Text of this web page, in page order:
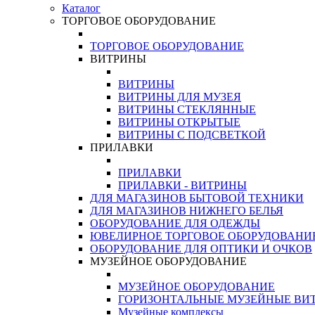
Каталог
ТОРГОВОЕ ОБОРУДОВАНИЕ
ТОРГОВОЕ ОБОРУДОВАНИЕ
ВИТРИНЫ
ВИТРИНЫ
ВИТРИНЫ ДЛЯ МУЗЕЯ
ВИТРИНЫ СТЕКЛЯННЫЕ
ВИТРИНЫ ОТКРЫТЫЕ
ВИТРИНЫ С ПОДСВЕТКОЙ
ПРИЛАВКИ
ПРИЛАВКИ
ПРИЛАВКИ - ВИТРИНЫ
ДЛЯ МАГАЗИНОВ БЫТОВОЙ ТЕХНИКИ
ДЛЯ МАГАЗИНОВ НИЖНЕГО БЕЛЬЯ
ОБОРУДОВАНИЕ ДЛЯ ОДЕЖДЫ
ЮВЕЛИРНОЕ ТОРГОВОЕ
ОБОРУДОВАНИЕ ДЛЯ ОПТИКИ И ОЧКОВ
МУЗЕЙНОЕ ОБОРУДОВАНИЕ
МУЗЕЙНОЕ ОБОРУДОВАНИЕ
ГОРИЗОНТАЛЬНЫЕ МУЗЕЙНЫЕ
Музейные комплексы